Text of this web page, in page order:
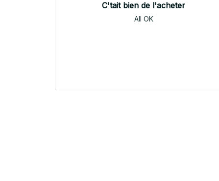
C'tait bien de l'acheter
All OK